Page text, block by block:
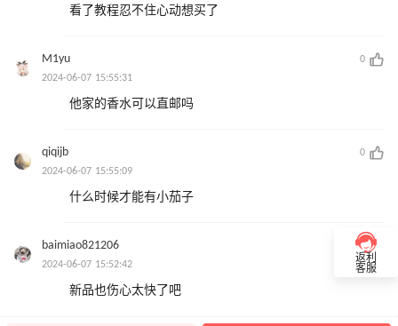
看了教程忍不住心动想买了
M1yu
0
2024-06-07 15:55:31
他家的香水可以直邮吗
qiqijb
0
2024-06-07 15:55:09
什么时候才能有小茄子
baimiao821206
0
2024-06-07 15:52:42
新品也伤心太快了吧
返利
客服